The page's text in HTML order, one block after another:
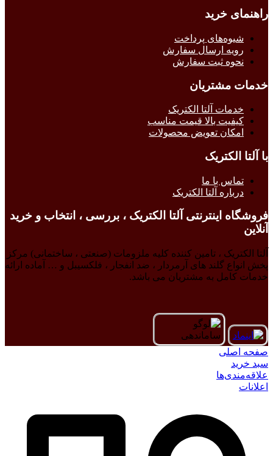
راهنمای خرید
شیوه‌های پرداخت
رویه ارسال سفارش
نحوه ثبت سفارش
خدمات مشتریان
خدمات آلتا الکتریک
کیفیت بالا قیمت مناسب
امکان تعویض محصولات
با آلتا الکتریک
تماس با ما
درباره آلتا الکتریک
فروشگاه اینترنتی آلتا الکتریک ، بررسی ، انتخاب و خرید
آنلاین
آلتا الکتریک ، تامین کننده کلیه ملزومات (صنعتی ، ساختمانی) مرکز
پخش انواع گلند های آرمردار ، ضد انفجار ، فلکسیبل و … آماده ارائه
خدمات کامل به مشتریان می باشد.
صفحه اصلی
سبد خرید
علاقه‌مندی‌ها
اعلانات